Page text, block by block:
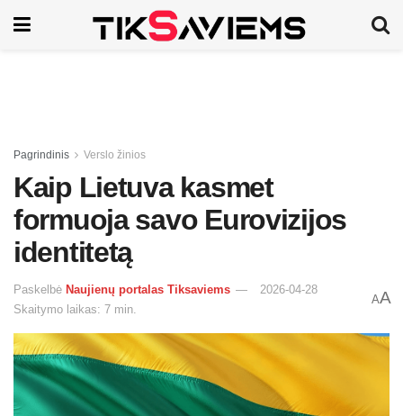
Pagrindinis Verslo žinios
Kaip Lietuva kasmet
formuoja savo Eurovizijos
identitetą
Paskelbė Naujienų portalas Tiksaviems
2026-04-28
Skaitymo laikas: 7 min.
AA